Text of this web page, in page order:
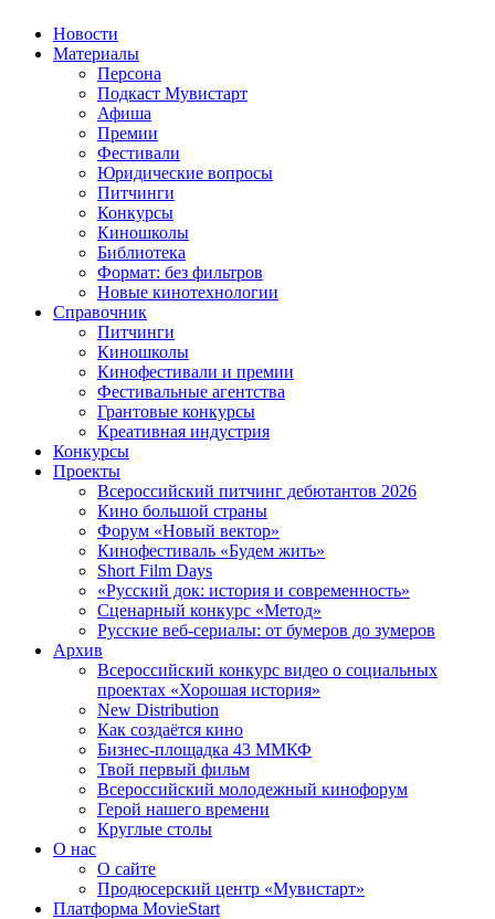
Новости
Материалы
Персона
Подкаст Мувистарт
Афиша
Премии
Фестивали
Юридические вопросы
Питчинги
Конкурсы
Киношколы
Библиотека
Формат: без фильтров
Новые кинотехнологии
Справочник
Питчинги
Киношколы
Кинофестивали и премии
Фестивальные агентства
Грантовые конкурсы
Креативная индустрия
Конкурсы
Проекты
Всероссийский питчинг дебютантов 2026
Кино большой страны
Форум «Новый вектор»
Кинофестиваль «Будем жить»
Short Film Days
«Русский док: история и современность»
Сценарный конкурс «Метод»
Русские веб-сериалы: от бумеров до зумеров
Архив
Всероссийский конкурс видео о социальных
проектах «Хорошая история»
New Distribution
Как создаётся кино
Бизнес-площадка 43 ММКФ
Твой первый фильм
Всероссийский молодежный кинофорум
Герой нашего времени
Круглые столы
О нас
О сайте
Продюсерский центр «Мувистарт»
Платформа MovieStart